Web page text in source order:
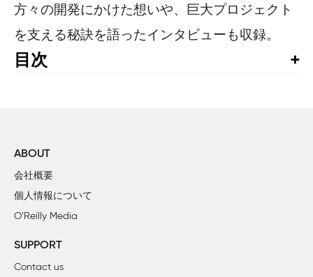
方々の開発にかけた想いや、巨大プロジェクト
を支える秘訣を語ったインタビューも収録。
目次
艤装
INTERVIEW 03　関野展弘 （株式会社IHIエアロスペー
INTERVIEW 04　西尾誠司 （川崎重工業株式会社 航空
人工衛星
INTERVIEW 05　澤井秀次郎 （JAXA 宇宙飛翔工学研究
INTERVIEW 06　小野哲也 （JAXA 宇宙輸送ミッション
ABOUT
会社概要
個人情報について
O’Reilly Media
SUPPORT
Contact us